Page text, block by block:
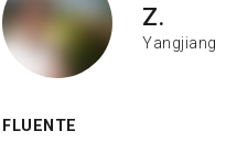
Z.
Yangjiang
FLUENTE